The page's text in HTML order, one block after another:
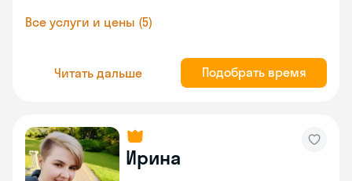
Все услуги и цены (5)
Читать дальше Подобрать время
Ирина